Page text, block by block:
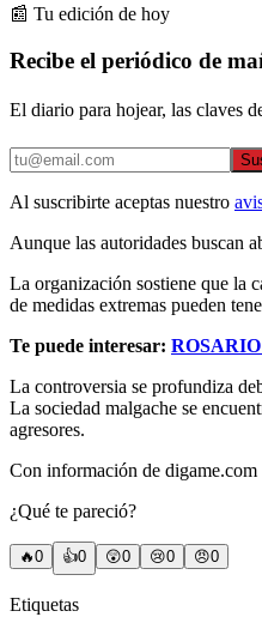
📰 Tu edición de hoy
Recibe el periódico de
El diario para hojear, las claves
Al suscribirte aceptas nuestro
Aunque las autoridades buscan
La organización sostiene que la
de medidas extremas pueden
Te puede interesar:
La controversia se profundiza
La sociedad malgache se
agresores.
Con información de digame.com
¿Qué te pareció?
🔥0 👍0 😲0 😢0 😠0
Etiquetas